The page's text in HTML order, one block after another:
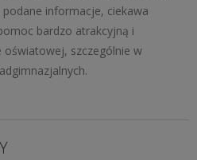
informacje, ciekawa
bardzo atrakcyjną i
oświatowej, szczególnie w